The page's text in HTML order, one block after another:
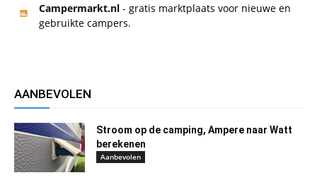
Campermarkt.nl - gratis marktplaats voor nieuwe en
gebruikte campers.
AANBEVOLEN
Stroom op de camping, Ampere naar Watt
berekenen
Aanbevolen